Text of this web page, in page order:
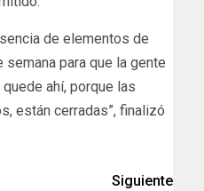
de elementos de
para que la gente
ahí, porque las
están cerradas”, finalizó
Siguiente